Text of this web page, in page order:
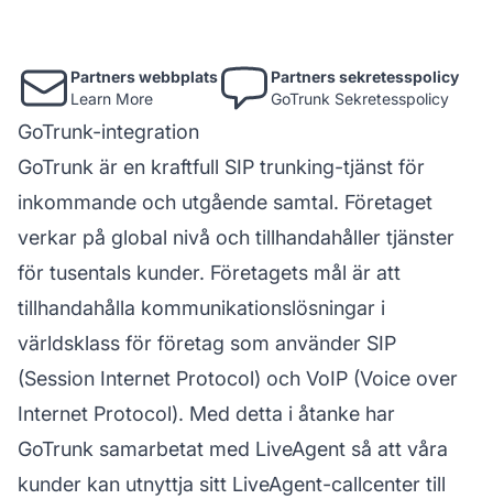
Partners webbplats
Learn More
Partners sekretesspolicy
GoTrunk Sekretesspolicy
GoTrunk-integration
GoTrunk är en kraftfull SIP trunking-tjänst för
inkommande och utgående samtal. Företaget
verkar på global nivå och tillhandahåller tjänster
för tusentals kunder. Företagets mål är att
tillhandahålla kommunikationslösningar i
världsklass för företag som använder SIP
(Session Internet Protocol) och VoIP (Voice over
Internet Protocol). Med detta i åtanke har
GoTrunk samarbetat med LiveAgent så att våra
kunder kan utnyttja sitt LiveAgent-callcenter till